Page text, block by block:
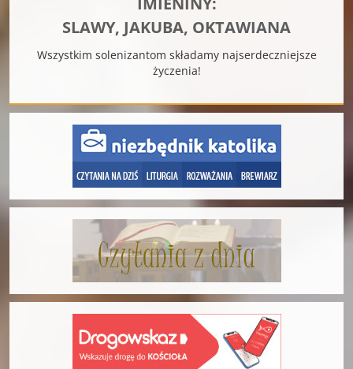
SLAWY, JAKUBA, OKTAWIANA
Wszystkim solenizantom składamy najserdeczniejsze
życzenia!